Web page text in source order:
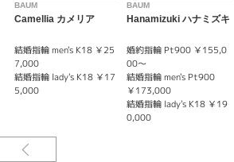
婚約指輪 ゴージャス
紹介文
オリーブ 安らぎ
側に居られることの幸せ
※婚約指輪のセンターダイヤモンドは価格に含まれ
※選ばれる素材・ダイヤモンドグレードによって
詳しくはスタッフまでお問い合わせくださいませ。
BAUM
Camellia カメリア
結婚指輪 men's K18 ￥25
7,000
結婚指輪 lady's K18 ￥17
5,000
BAUM
Hanamizuki ハナミズキ
婚約指輪 Pt900 ￥155,0
00～
結婚指輪 men's Pt900
￥173,000
結婚指輪 lady's K18 ￥19
0,000